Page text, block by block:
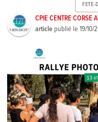
FETE-
CPIE CENTRE CORSE
article publié le19/10/